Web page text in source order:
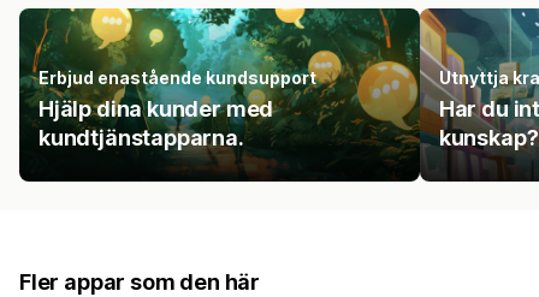
Erbjud enastående kundsupport
Hjälp dina kunder med
kundtjänstapparna.
Utnyttja
Har du
Fler appar som den här